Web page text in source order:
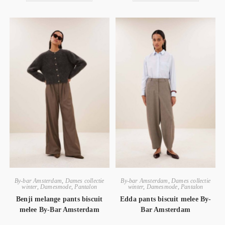
By-bar Amsterdam, Dames collectie
winter,Damesmode,Pantalon
Benji melange pants biscuit
melee By-Bar Amsterdam
By-bar Amsterdam ,Dames collectie
winter, Damesmode, Pantalon
Edda pants biscuit melee By-
Bar Amsterdam